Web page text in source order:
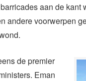
aan de kant
andere voorwerpen
de premier
Eman